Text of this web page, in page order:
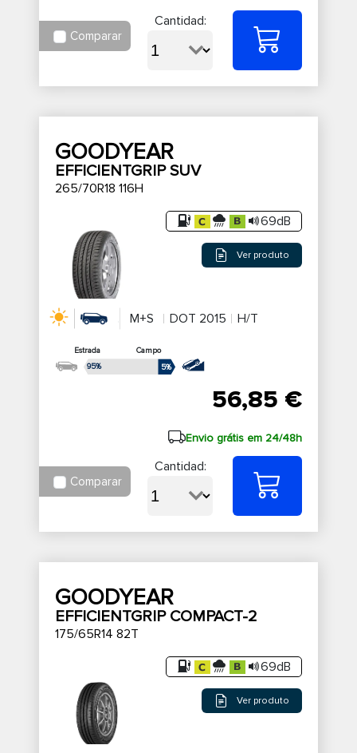
Comparar
Cantidad:
GOODYEAR
EFFICIENTGRIP SUV
265/70R18 116H
69dB
Ver produto
M+S DOT 2015 H/T
Estrada
Campo
95%
5%
56,85 €
Envio grátis em 24/48h
Comparar
Cantidad:
GOODYEAR
EFFICIENTGRIP COMPACT-2
175/65R14 82T
69dB
Ver produto